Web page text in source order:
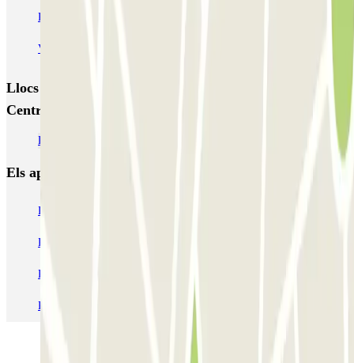
Plaza del Milenio
Valladolid Centro - Doctrinos
Llocs i esdeveniments interessants a prop de Valladolid
Centro - Doctrinos
Pàrquings a l'Aeroport de Valladolid (VLL)
Els aparcaments
Pàrquing a Barcelona
Pàrquing a Aeroport de Barcelona-El Prat (BCN)
Pàrquing T1 AENA Aeropuerto Barcelona-El Prat
Pàrquing a Madrid Pàrquing a Venecia